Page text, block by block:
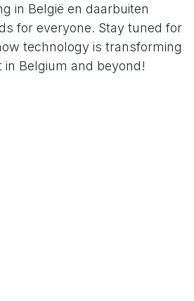
in België en daarbuiten
for everyone. Stay tuned for
technology is transforming
Belgium and beyond!